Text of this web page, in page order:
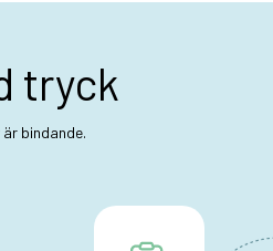
tryck
bindande.